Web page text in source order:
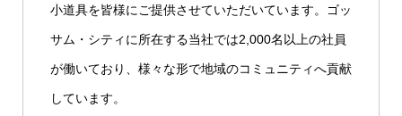
小道具を皆様にご提供させていただいています。ゴッ
サム・シティに所在する当社では2,000名以上の社員
が働いており、様々な形で地域のコミュニティへ貢献
しています。